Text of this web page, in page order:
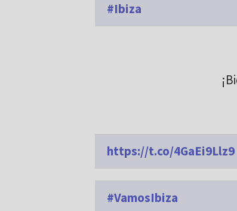
#Ibiza
https://t.co/4GaEi9Llz9
#VamosIbiza